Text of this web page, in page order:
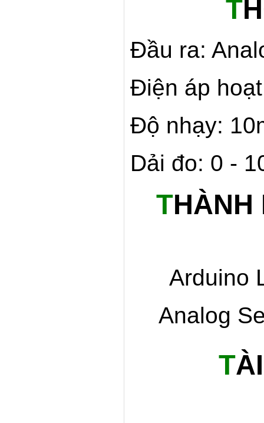
T
Đầu ra:
Điện áp
Độ nhạy:
Dải đo: 0 -
THÀNH
Arduino
Analog
​T